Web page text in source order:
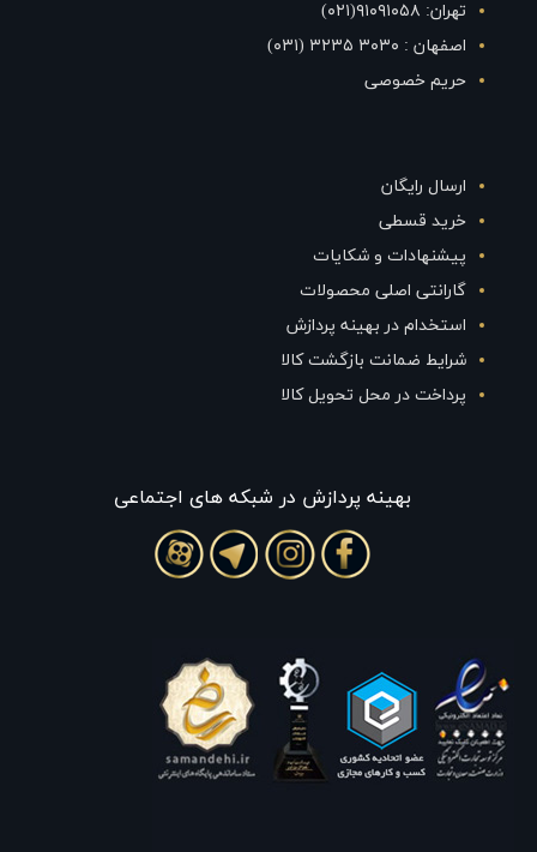
تهران: ۹۱۰۹۱۰۵۸(۰۲۱)
اصفهان : ۳۰۳۰ ۳۲۳۵ (۰۳۱)
حریم خصوصی
ارسال رایگان
خرید قسطی
پیشنهادات و شکایات
گارانتی اصلی محصولات
استخدام در بهینه پردازش
شرایط ضمانت بازگشت کالا
پرداخت در محل تحویل کالا
بهينه پردازش در شبکه های اجتماعی